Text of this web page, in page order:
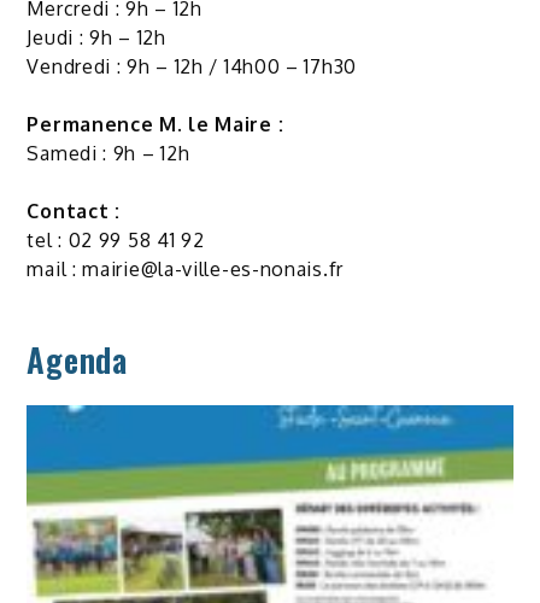
Mercredi : 9h – 12h
Jeudi : 9h – 12h
Vendredi : 9h – 12h / 14h00 – 17h30
Permanence M. le Maire :
Samedi : 9h – 12h
Contact :
tel : 02 99 58 41 92
mail :mairie@la-ville-es-nonais.fr
Agenda